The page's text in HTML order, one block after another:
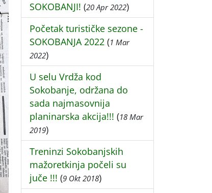
SOKOBANJI! (20 Apr 2022)
Početak turističke sezone -
SOKOBANJA 2022 (1 Mar
2022)
U selu Vrdža kod
Sokobanje, održana do
sada najmasovnija
planinarska akcija!!! (18 Mar
2019)
Treninzi Sokobanjskih
mažoretkinja počeli su
juče !!! (9 Okt 2018)